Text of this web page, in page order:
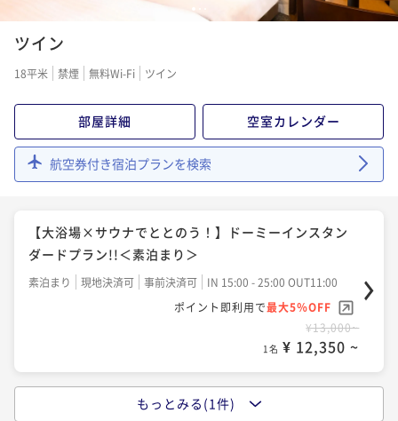
【22時間ステイ】13時イン-11時アウト≪素泊り≫
素泊まり
1名 ¥ 9,690 ~
【大浴場×サウナでととのう！】ドーミーインスタン
ポイント即利用で
最大5％OFF
1名 ¥ 9,690 ~
1
ツイン
18平米 禁煙 無料Wi-Fi ツイン
部屋詳細 空室カレンダー
航空券付き宿泊プランを検索
【大浴場×サウナでととのう！】ドーミーインスタン
ダードプラン!!＜素泊まり＞
素泊まり 現地決済可 事前決済可
IN 15:00 - 25:00 OUT11:00
ポイント即利用で最大5％OFF
¥13,000~
1名 ¥ 12,350 ~
【大浴場×サウナでととのう！】ドーミーインスタン
もっとみる(1件)